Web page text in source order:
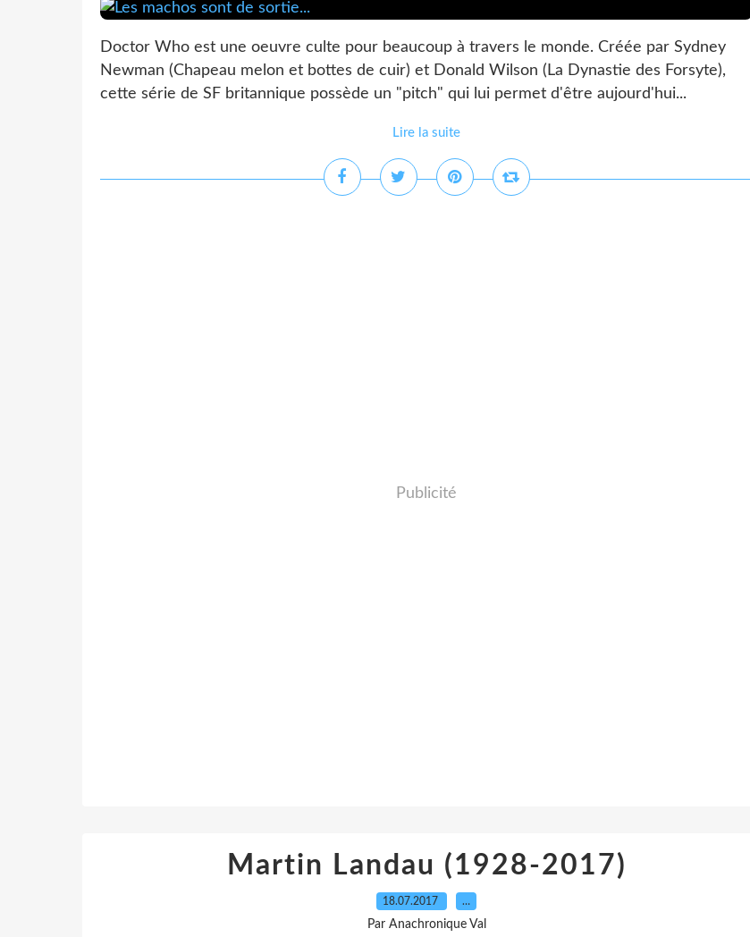
Doctor Who est une oeuvre culte pour beaucoup à travers le monde. Créée par Sydney
Newman (Chapeau melon et bottes de cuir) et Donald Wilson (La Dynastie des Forsyte),
cette série de SF britannique possède un "pitch" qui lui permet d'être aujourd'hui...
Lire la suite
Publicité
Martin Landau (1928-2017)
18.07.2017 …
Par Anachronique Val